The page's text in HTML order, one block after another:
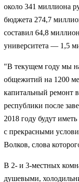
около 341 миллиона
бюджета 274,7
составил 64,8
университета — 1,5
"В текущем году мы
общежитий на 1200
капитальный ремонт
республики после
2018 году будут
с прекрасными
Волков, слова
В 2- и 3-местных
душевыми,